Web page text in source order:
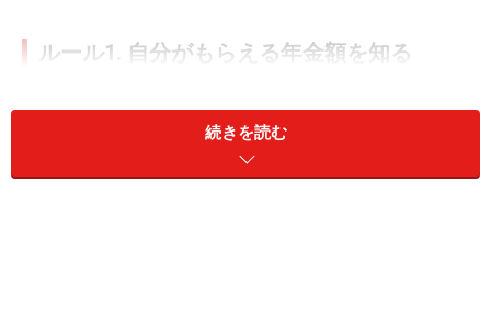
ルール1. 自分がもらえる年金額を知る
認することで、自分が将来どのくらいの年金がもらえる
のか、おおよそ知ることができます。
続きを読む